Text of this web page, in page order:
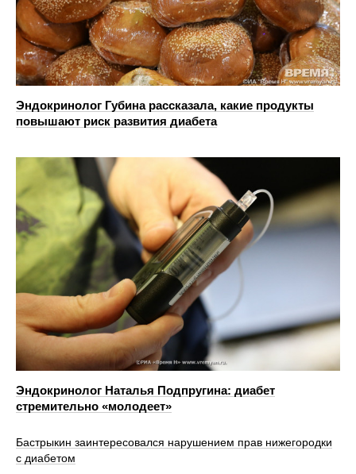
Эндокринолог Губина рассказала, какие продукты
повышают риск развития диабета
Эндокринолог Наталья Подпругина: диабет
стремительно «молодеет»
Бастрыкин заинтересовался нарушением прав нижегородки
с диабетом